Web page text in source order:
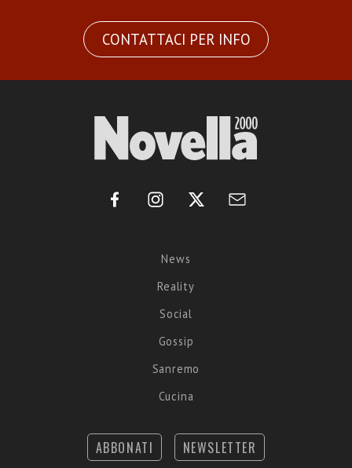
CONTATTACI PER INFO
News
Reality
Social
Gossip
Sanremo
Cucina
ABBONATI NEWSLETTER